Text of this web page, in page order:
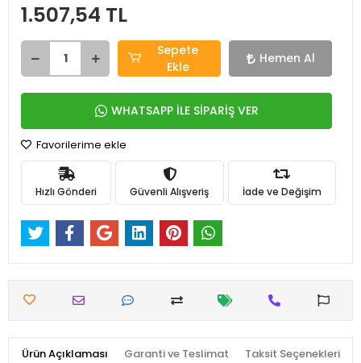
1.507,54 TL
Sepete
Ekle
Hemen Al
WHATSAPP İLE SİPARİŞ VER
Favorilerime ekle
Hızlı Gönderi Güvenli Alışveriş İade ve Değişim
Ürün Açıklaması Garanti ve Teslimat Taksit Seçenekleri